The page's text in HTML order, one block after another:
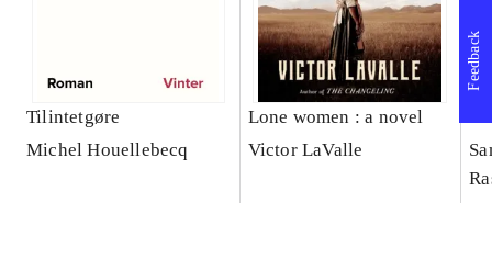
Tilintetgøre
Michel Houellebecq
Lone women : a novel
Victor LaValle
Feedback